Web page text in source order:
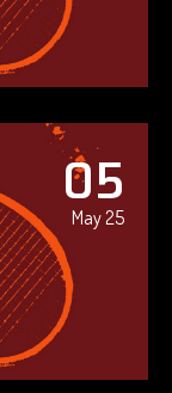
05
May 25